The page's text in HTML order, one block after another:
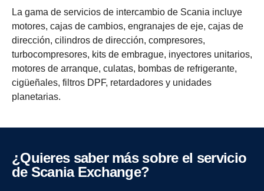
La gama de servicios de intercambio de Scania incluye
motores, cajas de cambios, engranajes de eje, cajas de
dirección, cilindros de dirección, compresores,
turbocompresores, kits de embrague, inyectores unitarios,
motores de arranque, culatas, bombas de refrigerante,
cigüeñales, filtros DPF, retardadores y unidades
planetarias.
¿Quieres saber más sobre el servicio
de Scania Exchange?